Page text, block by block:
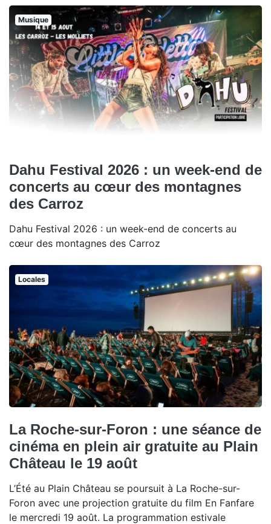
Musique
Dahu Festival 2026 : un week-end de
concerts au cœur des montagnes
des Carroz
Dahu Festival 2026 : un week-end de concerts au
cœur des montagnes des Carroz
Locales
La Roche-sur-Foron : une séance de
cinéma en plein air gratuite au Plain
Château le 19 août
L’Été au Plain Château se poursuit à La Roche-sur-
Foron avec une projection gratuite du film En Fanfare
le mercredi 19 août. La programmation estivale